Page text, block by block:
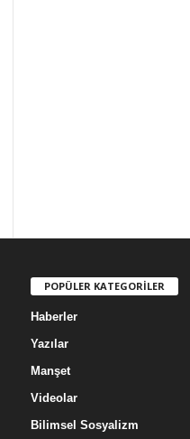
POPÜLER KATEGORİLER
Haberler
Yazılar
Manşet
Videolar
Bilimsel Sosyalizm